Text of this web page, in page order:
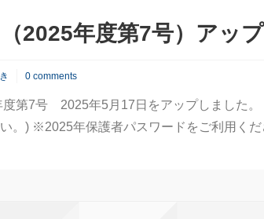
2025年度第7号）アッ
0 comments
第7号 2025年5月17日をアップしました。
。) ※2025年保護者パスワードをご利用くだ